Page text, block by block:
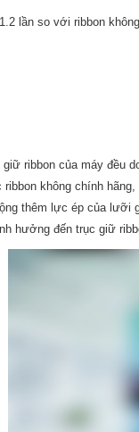
lần so với ribbon
ribbon của máy đều
không chính
thêm lực ép của lưỡi
hưởng đến trục giữ